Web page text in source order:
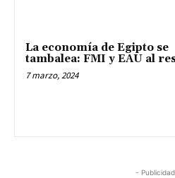
La economía de Egipto se
tambalea: FMI y EAU al
7 marzo, 2024
-